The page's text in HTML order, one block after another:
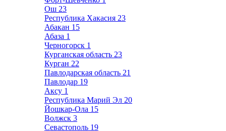
Ош 23
Республика Хакасия 23
Абакан 15
Абаза 1
Черногорск 1
Курганская область 23
Курган 22
Павлодарская область 21
Павлодар 19
Аксу 1
Республика Марий Эл 20
Йошкар-Ола 15
Волжск 3
Севастополь 19